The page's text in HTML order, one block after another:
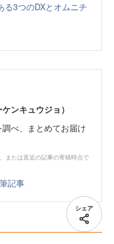
る3つのDXとオムニチ
ンキュウジョ）
べ、まとめてお届け
または直近の記事の寄稿時点で
記事
シェア